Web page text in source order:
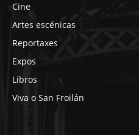
Cine
Artes escénicas
Reportaxes
Expos
Libros
Viva o San Froilán